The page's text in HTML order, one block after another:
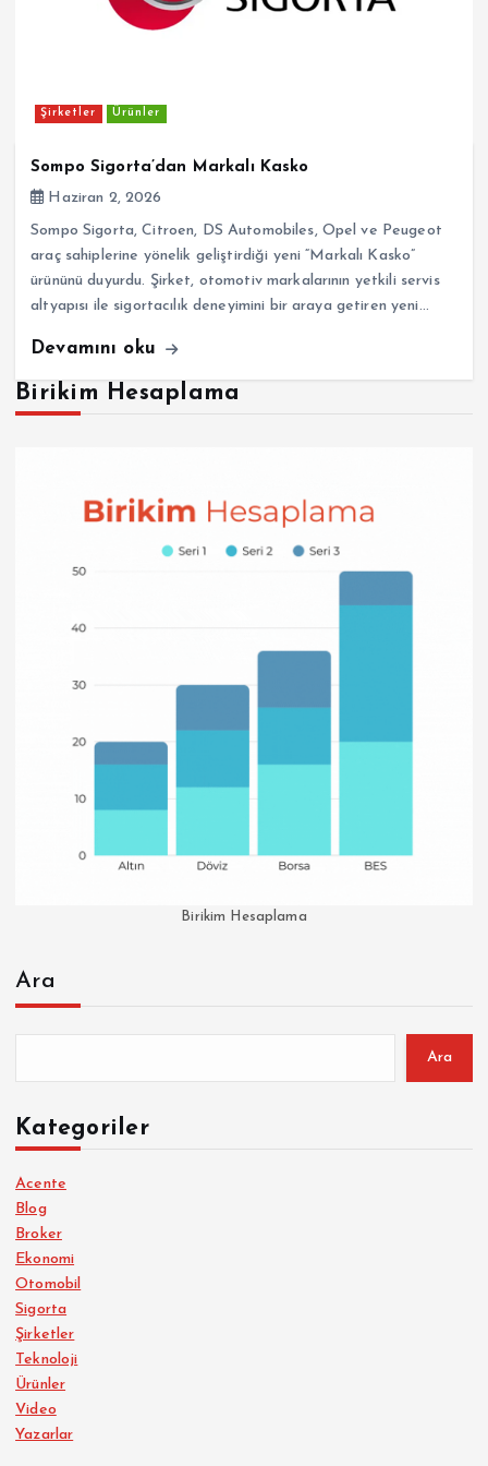
Şirketler Ürünler
Sompo Sigorta’dan Markalı Kasko
Haziran 2, 2026
Sompo Sigorta, Citroen, DS Automobiles, Opel ve Peugeot
araç sahiplerine yönelik geliştirdiği yeni “Markalı Kasko”
ürününü duyurdu. Şirket, otomotiv markalarının yetkili servis
altyapısı ile sigortacılık deneyimini bir araya getiren yeni…
Devamını oku
Birikim Hesaplama
Birikim Hesaplama
Ara
Ara
Kategoriler
Acente
Blog
Broker
Ekonomi
Otomobil
Sigorta
Şirketler
Teknoloji
Ürünler
Video
Yazarlar